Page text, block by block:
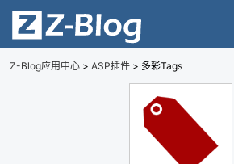
Z-Blog应用中心 > ASP插件 > 多彩Tags